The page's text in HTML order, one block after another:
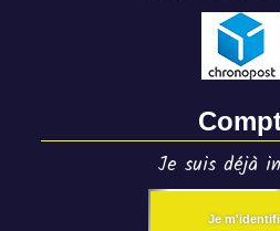
Je suis déjà
Je